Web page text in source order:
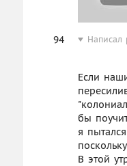
94 Написал
Если
бы
я
В этой